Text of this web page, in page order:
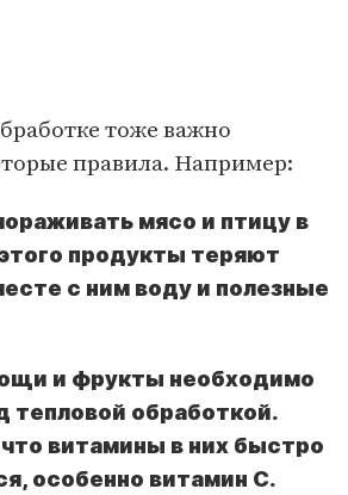
тоже важно
правила. Например:
мясо и птицу в
продукты теряют
с ним воду и полезные
и фрукты необходимо
тепловой обработкой.
витамины в них быстро
особенно витамин С.